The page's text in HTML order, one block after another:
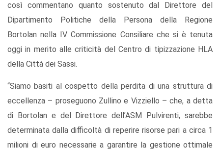
così commentano quanto sostenuto dal Direttore del
Dipartimento Politiche della Persona della Regione
Bortolan nella IV Commissione Consiliare che si è tenuta
oggi in merito alle criticità del Centro di tipizzazione HLA
della Città dei Sassi.
“Siamo basiti al cospetto della perdita di una struttura di
eccellenza – proseguono Zullino e Vizziello – che, a detta
di Bortolan e del Direttore dell’ASM Pulvirenti, sarebbe
determinata dalla difficoltà di reperire risorse pari a circa 1
milioni di euro necessarie a garantire la gestione ottimale